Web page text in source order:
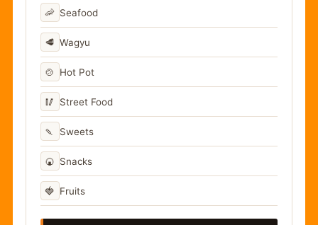
🦐 Seafood
🥩 Wagyu
🍲 Hot Pot
🥢 Street Food
🍡 Sweets
🍘 Snacks
🍓 Fruits